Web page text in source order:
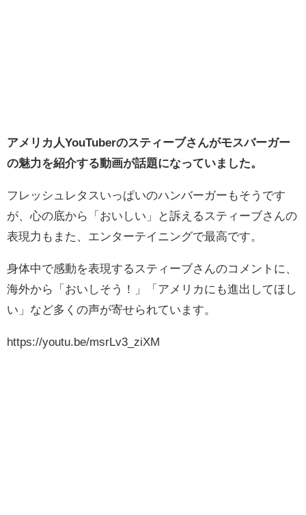
アメリカ人YouTuberのスティーブさんがモスバーガー
の魅力を紹介する動画が話題になっていました。
フレッシュレタスいっぱいのハンバーガーもそうです
が、心の底から「おいしい」と訴えるスティーブさんの
表現力もまた、エンターテイニングで最高です。
身体中で感動を表現するスティーブさんのコメントに、
海外から「おいしそう！」「アメリカにも進出してほし
い」など多くの声が寄せられています。
https://youtu.be/msrLv3_ziXM